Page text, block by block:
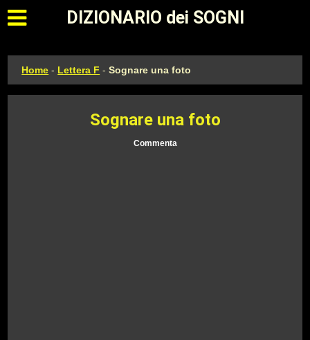
Apri il menu principale
DIZIONARIO dei SOGNI
Home - Lettera F -Sognare una foto
Sognare una foto
Commenta